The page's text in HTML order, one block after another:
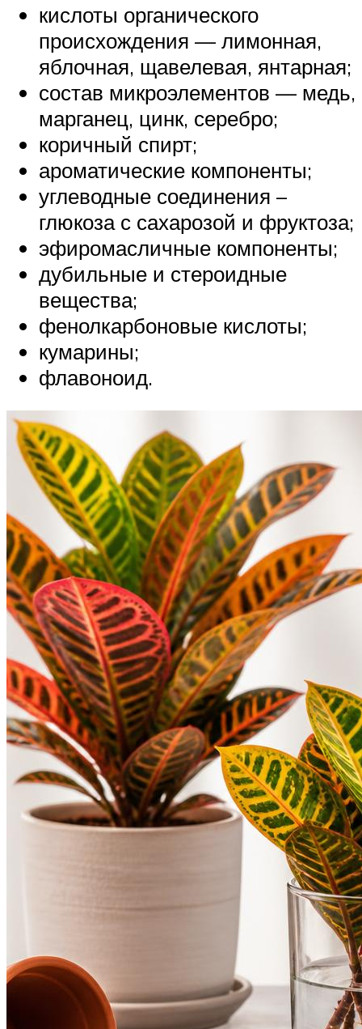
кислоты органического
происхождения — лимонная,
яблочная, щавелевая, янтарная;
состав микроэлементов — медь,
марганец, цинк, серебро;
коричный спирт;
ароматические компоненты;
углеводные соединения –
глюкоза с сахарозой и фруктоза;
эфиромасличные компоненты;
дубильные и стероидные
вещества;
фенолкарбоновые кислоты;
кумарины;
флавоноид.